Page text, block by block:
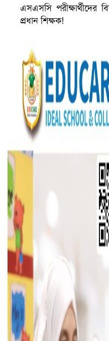
সৌদিতে ব্যাপক ধরপাকড়,
বৈষম্যবিরোধী ছাত্র
ভিউ বাড়াতে রাম দা হাতে
এসএসসি পরীক্ষার্থীদের
প্রধান শিক্ষক!